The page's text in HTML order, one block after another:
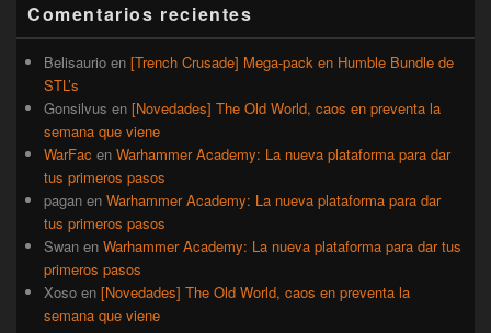
lateral
primaria
Comentarios recientes
Belisaurio en [Trench Crusade] Mega-pack en Humble Bundle de
STL’s
Gonsilvus en [Novedades] The Old World, caos en preventa la
semana que viene
WarFac en Warhammer Academy: La nueva plataforma para dar
tus primeros pasos
pagan en Warhammer Academy: La nueva plataforma para dar
tus primeros pasos
Swan en Warhammer Academy: La nueva plataforma para dar tus
primeros pasos
Xoso en [Novedades] The Old World, caos en preventa la
semana que viene